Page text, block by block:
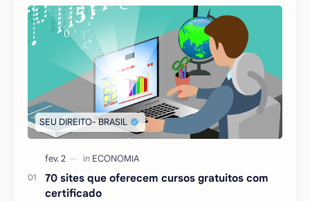
70 sites que oferecem cursos gratuitos com
certificado